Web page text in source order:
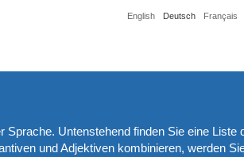
English Deutsch Français
Untenstehend finden Sie eine
und Adjektiven kombinieren, werden